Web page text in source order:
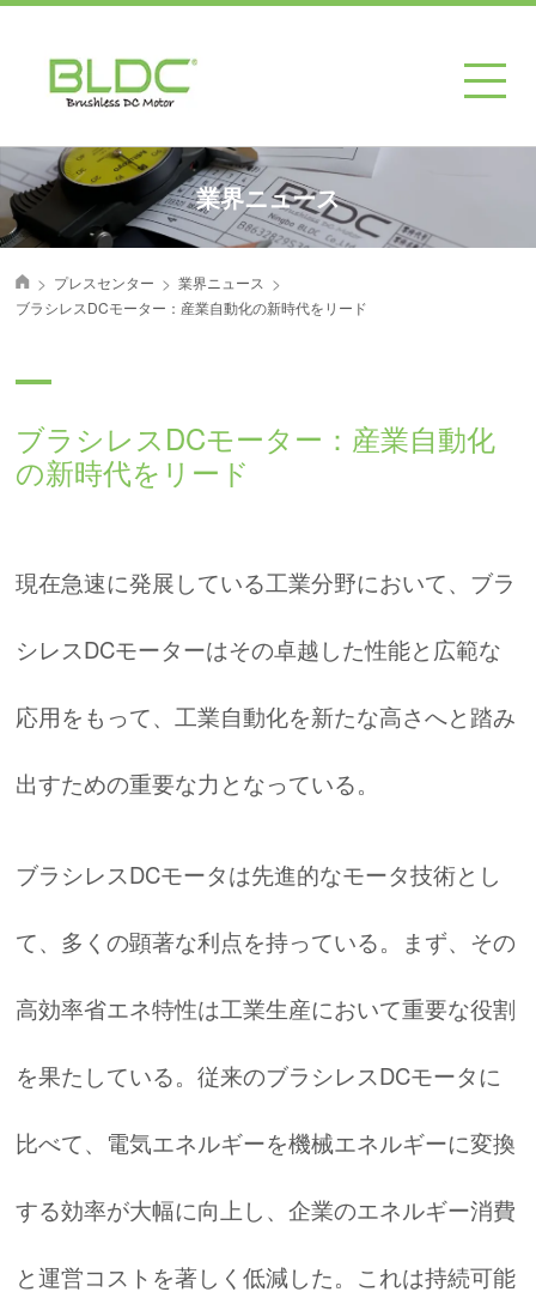
業界ニュース
首页
> プレスセンター > 業界ニュース >
ブラシレスDCモーター：産業自動化の新時代をリード
ブラシレスDCモーター：産業自動化
の新時代をリード
現在急速に発展している工業分野において、ブラ
シレスDCモーターはその卓越した性能と広範な
応用をもって、工業自動化を新たな高さへと踏み
出すための重要な力となっている。
ブラシレスDCモータは先進的なモータ技術とし
て、多くの顕著な利点を持っている。まず、その
高効率省エネ特性は工業生産において重要な役割
を果たしている。従来のブラシレスDCモータに
比べて、電気エネルギーを機械エネルギーに変換
する効率が大幅に向上し、企業のエネルギー消費
と運営コストを著しく低減した。これは持続可能